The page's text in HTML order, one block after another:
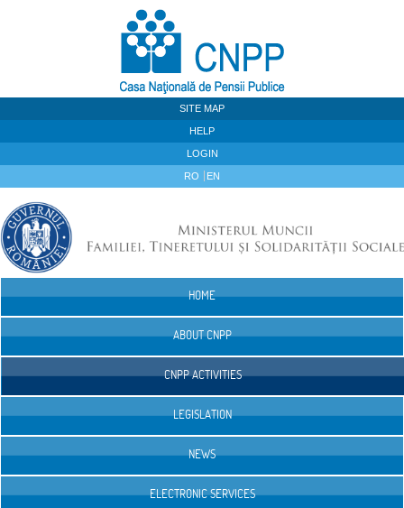
SITE MAP
HELP
LOGIN
RO EN
HOME
ABOUT CNPP
CNPP ACTIVITIES
LEGISLATION
NEWS
ELECTRONIC SERVICES